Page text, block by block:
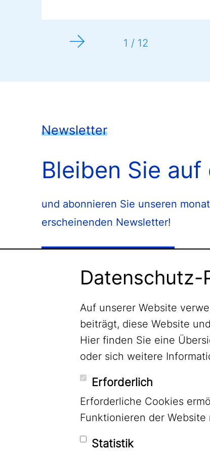
1 / 12
Newsletter
Bleiben Sie
und abonnieren Sie unseren
erscheinenden Newsletter!
Datenschutz-
Auf unserer Website
beiträgt, diese Website
Hier finden Sie eine
oder sich weitere
Erforderlich
Erforderliche Cookies
Funktionieren der Website
Statistik